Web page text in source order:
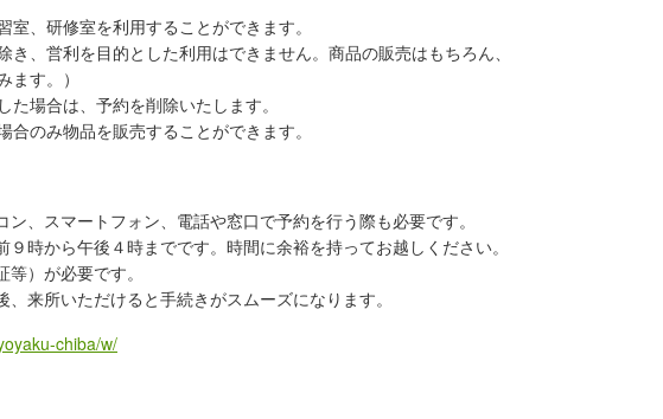
、研修室を利用することができます。
、営利を目的とした利用はできません。商品の販売はもちろん、
す。）
場合は、予約を削除いたします。
のみ物品を販売することができます。
、スマートフォン、電話や窓口で予約を行う際も必要です。
時から午後４時までです。時間に余裕を持ってお越しください。
）が必要です。
来所いただけると手続きがスムーズになります。
chiba/w/